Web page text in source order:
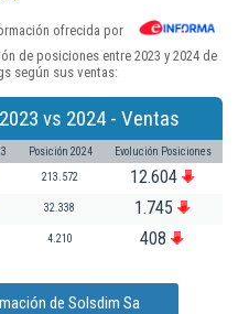
ofrecida por
de posiciones entre 2023 y 2024 de
según sus ventas:
vs 2024 - Ventas
Posición 2024 Evolución Posiciones
213.572 12.604
32.338 1.745
4.210 408
de Solsdim Sa